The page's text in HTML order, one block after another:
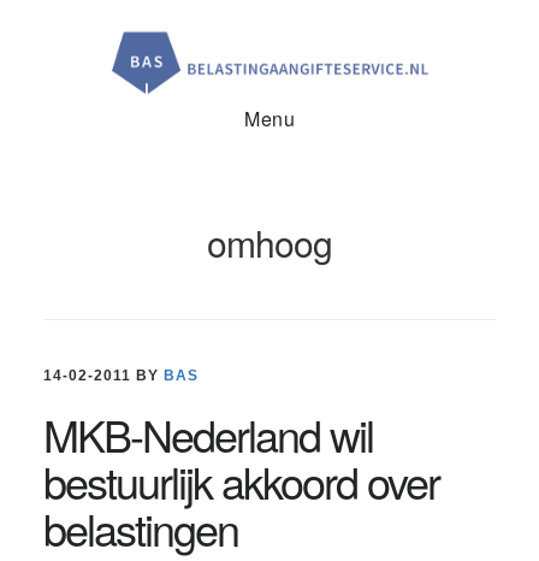
Menu
omhoog
14-02-2011 BY BAS
MKB-Nederland wil
bestuurlijk akkoord over
belastingen